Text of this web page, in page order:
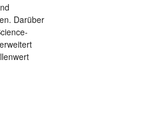
Darüber